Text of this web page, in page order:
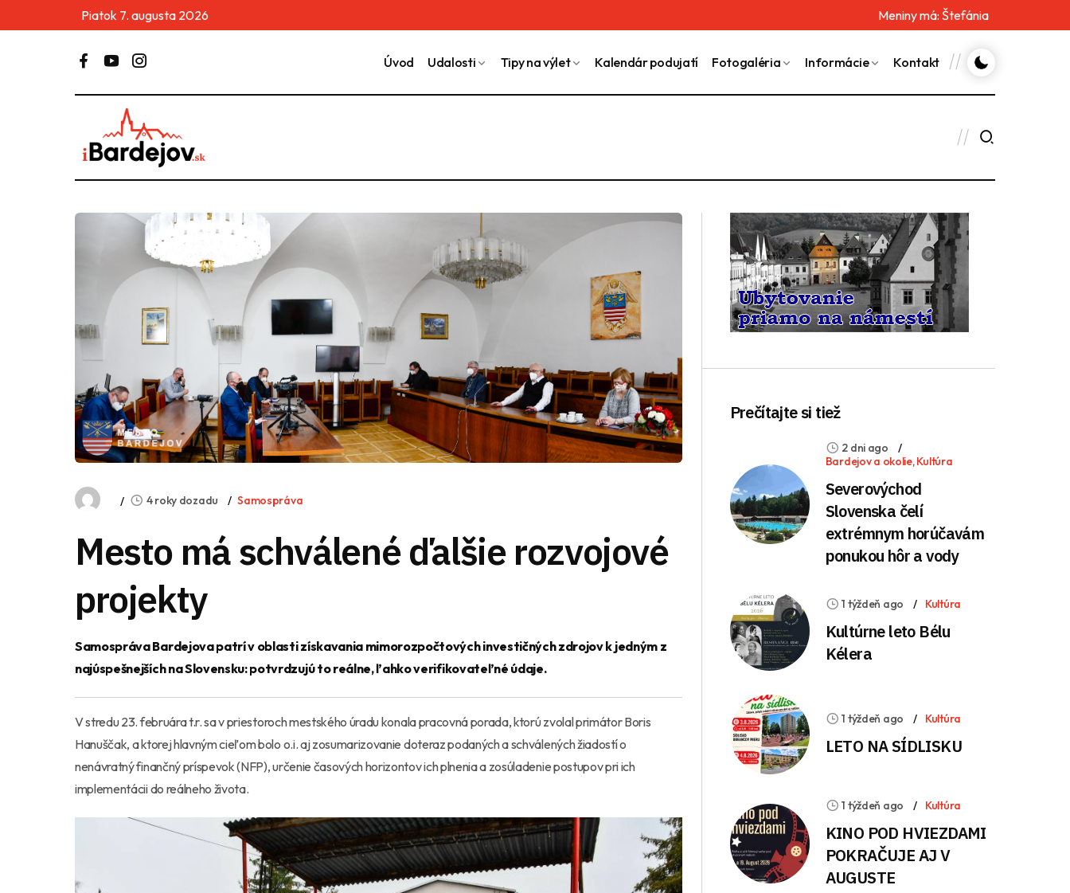
Piatok 7. augusta 2026 Meniny má: Štefánia
Úvod Udalosti Tipy na výlet Kalendár podujatí Fotogaléria Informácie Kontakt
4 roky dozadu Samospráva
Mesto má schválené ďalšie rozvojové
projekty
Samospráva Bardejova patrí v oblasti získavania mimorozpočtových investičných zdrojov k jedným z
najúspešnejších na Slovensku: potvrdzujú to reálne, ľahko verifikovateľné údaje.
V stredu 23. februára t.r. sa v priestoroch mestského úradu konala pracovná porada, ktorú zvolal primátor Boris
Hanuščak, a ktorej hlavným cieľom bolo o.i. aj zosumarizovanie doteraz podaných a schválených žiadostí o
nenávratný finančný príspevok (NFP), určenie časových horizontov ich plnenia a zosúladenie postupov pri ich
implementácii do reálneho života.
Prečítajte si tiež
2 dni ago
Bardejov a okolie,Kultúra
Severovýchod
Slovenska čelí
extrémnym horúčavám
ponukou hôr a vody
1 týždeň ago Kultúra
Kultúrne leto Bélu
Kélera
1 týždeň ago Kultúra
LETO NA SÍDLISKU
1 týždeň ago Kultúra
KINO POD HVIEZDAMI
POKRAČUJE AJ V
AUGUSTE